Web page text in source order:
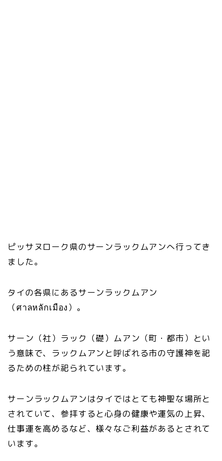
ピッサヌローク県のサーンラックムアンへ行ってき
ました。
タイの各県にあるサーンラックムアン
（ศาลหลักเมือง）。
サーン（社）ラック（礎）ムアン（町・都市）とい
う意味で、ラックムアンと呼ばれる市の守護神を祀
るための柱が祀られています。
サーンラックムアンはタイではとても神聖な場所と
されていて、参拝すると心身の健康や運気の上昇、
仕事運を高めるなど、様々なご利益があるとされて
います。